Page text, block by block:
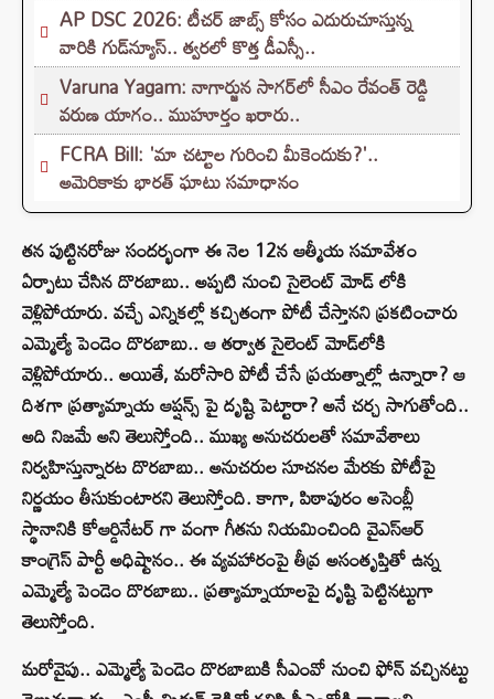
AP DSC 2026: టీచర్ జాబ్స్ కోసం ఎదురుచూస్తున్న
వారికి గుడ్‌న్యూస్.. త్వరలో కొత్త డీఎస్సీ..
Varuna Yagam: నాగార్జున సాగ‌ర్‌లో సీఎం రేవంత్ రెడ్డి
వరుణ యాగం.. ముహూర్తం ఖరారు..
FCRA Bill: 'మా చట్టాల గురించి మీకెందుకు?'..
అమెరికాకు భారత్ ఘాటు సమాధానం
తన పుట్టినరోజు సందర్భంగా ఈ నెల 12న ఆత్మీయ సమావేశం
ఏర్పాటు చేసిన దొరబాబు.. అప్పటి నుంచి సైలెంట్ మోడ్ లోకి
వెళ్లిపోయారు. వచ్చే ఎన్నికల్లో కచ్చితంగా పోటీ చేస్తానని ప్రకటించారు
ఎమ్మెల్యే పెండెం దొరబాబు.. ఆ తర్వాత సైలెంట్‌ మోడ్‌లోకి
వెళ్లిపోయారు.. అయితే, మరోసారి పోటీ చేసే ప్రయత్నాల్లో ఉన్నారా? ఆ
దిశగా ప్రత్యామ్నాయ ఆప్షన్స్ పై దృష్టి పెట్టారా? అనే చర్చ సాగుతోంది..
అది నిజమే అని తెలుస్తోంది.. ముఖ్య అనుచరులతో సమావేశాలు
నిర్వహిస్తున్నారట దొరబాబు.. అనుచరుల సూచనల మేరకు పోటీపై
నిర్ణయం తీసుకుంటారని తెలుస్తోంది. కాగా, పిఠాపురం అసెంబ్లీ
స్థానానికి కోఆర్డినేటర్ గా వంగా గీతను నియమించింది వైఎస్‌ఆర్‌
కాంగ్రెస్‌ పార్టీ అధిష్టానం.. ఈ వ్యవహారంపై తీవ్ర అసంతృప్తితో ఉన్న
ఎమ్మెల్యే పెండెం దొరబాబు.. ప్రత్యామ్నాయాలపై దృష్టి పెట్టినట్టుగా
తెలుస్తోంది.
మరోవైపు.. ఎమ్మెల్యే పెండెం దొరబాబుకి సీఎంవో నుంచి ఫోన్‌ వచ్చినట్టు